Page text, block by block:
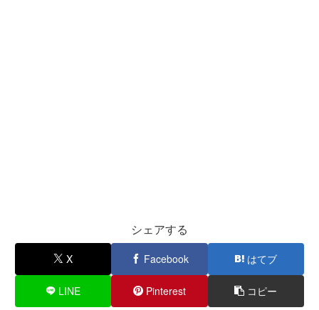
シェアする
X Facebook はてブ
LINE Pinterest コピー